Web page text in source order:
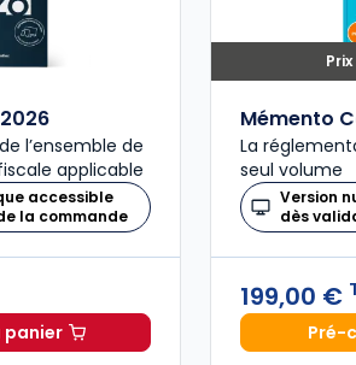
l’ensemble de
applicable
accessible
la commande
panier
Fiscal 2026 à 215,00 € TTC
Mémento
La
seul volume
Version
dès
199,00 €
Pré-